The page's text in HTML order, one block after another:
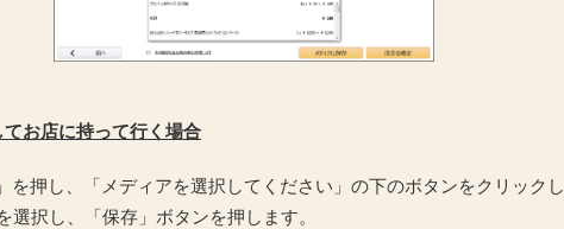
お店に持って行く場合
を押し、「メディアを選択してください」の下のボタンをクリックし
選択し、「保存」ボタンを押します。